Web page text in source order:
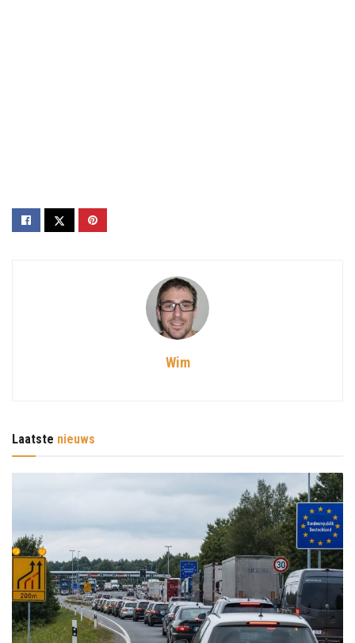
Wim
Laatste nieuws